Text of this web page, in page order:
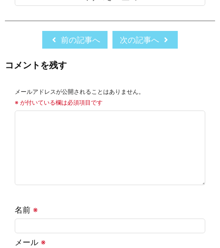
前の記事へ 次の記事へ
コメントを残す
メールアドレスが公開されることはありません。
※ が付いている欄は必須項目です
名前 ※
メール ※